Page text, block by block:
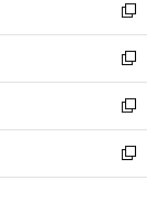
く
で
開
く
ド
ウ
で
開
く
ィ
ン
ド
ウ
で
開
く
い
ウ
ィ
ン
ド
ウ
で
開
新
し
い
ウ
ィ
ン
ド
ウ
新
し
い
ウ
ィ
ン
新
し
い
ウ
新
し